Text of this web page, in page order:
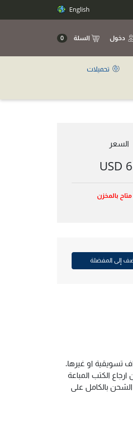
English
دخول السلة 0
تحميلات
السعر
متاح بالمخزن
إلى المفضلة
تسويقية او غيرها.
الكتب المباعة
بالكامل على